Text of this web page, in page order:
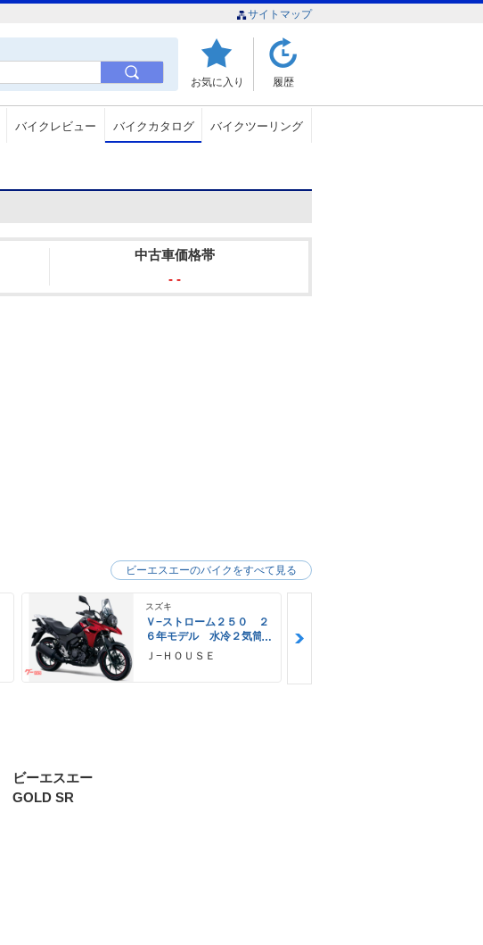
サイトマップ
お気に入り 履歴
バイクレビュー バイクカタログ バイクツーリング
中古車価格帯
- -
スズキ
Ｖ−ストローム２５０ ２
６年モデル 水冷２気筒
エンジン ＬＥＤヘッド
Ｊ−ＨＯＵＳＥ
ビーエスエーのバイクをすべて見る
ビーエスエー
GOLD SR